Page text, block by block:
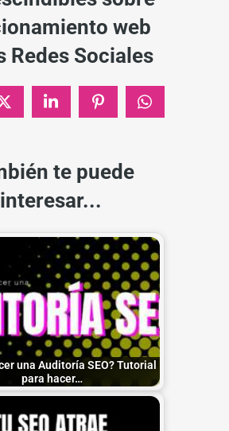
web
Redes Sociales
te puede
interesar...
una Auditoría SEO? Tutorial
para hacer…